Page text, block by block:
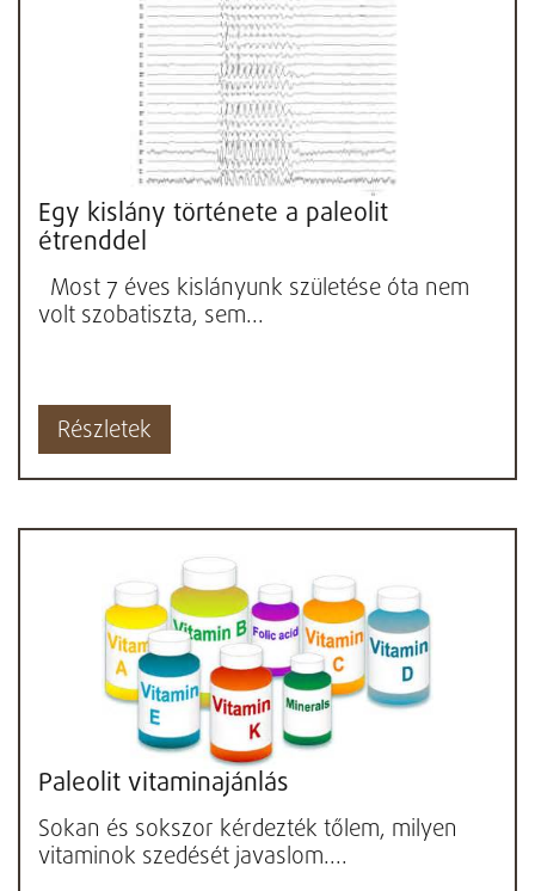
Egy kislány története a paleolit
étrenddel
Most 7 éves kislányunk születése óta nem
volt szobatiszta, sem...
Részletek
Paleolit vitaminajánlás
Sokan és sokszor kérdezték tőlem, milyen
vitaminok szedését javaslom....